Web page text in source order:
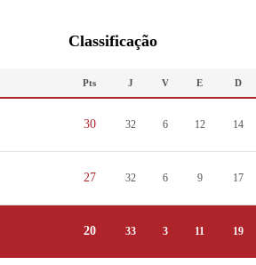
Classificação
Pts J V E D
30 32 6 12 14
27 32 6 9 17
20 33 3 11 19